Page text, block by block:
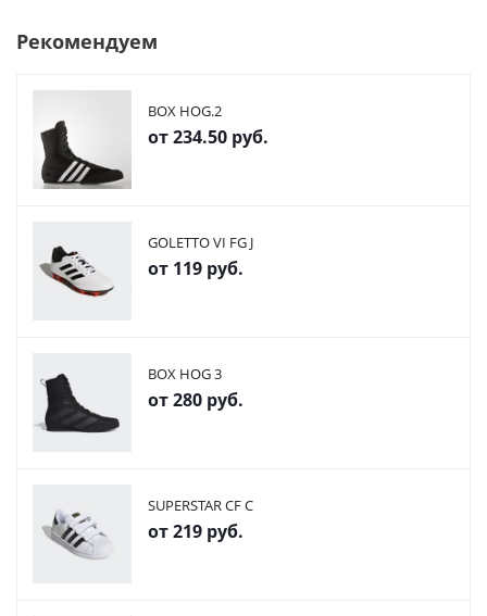
Рекомендуем
BOX HOG.2
от234.50 руб.
GOLETTO VI FG J
от 119 руб.
BOX HOG 3
от280 руб.
SUPERSTAR CF C
от219 руб.